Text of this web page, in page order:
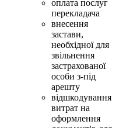
оплата послуг
перекладача
внесення
застави,
необхідної для
звільнення
застрахованої
особи з-під
арешту
відшкодування
витрат на
оформлення